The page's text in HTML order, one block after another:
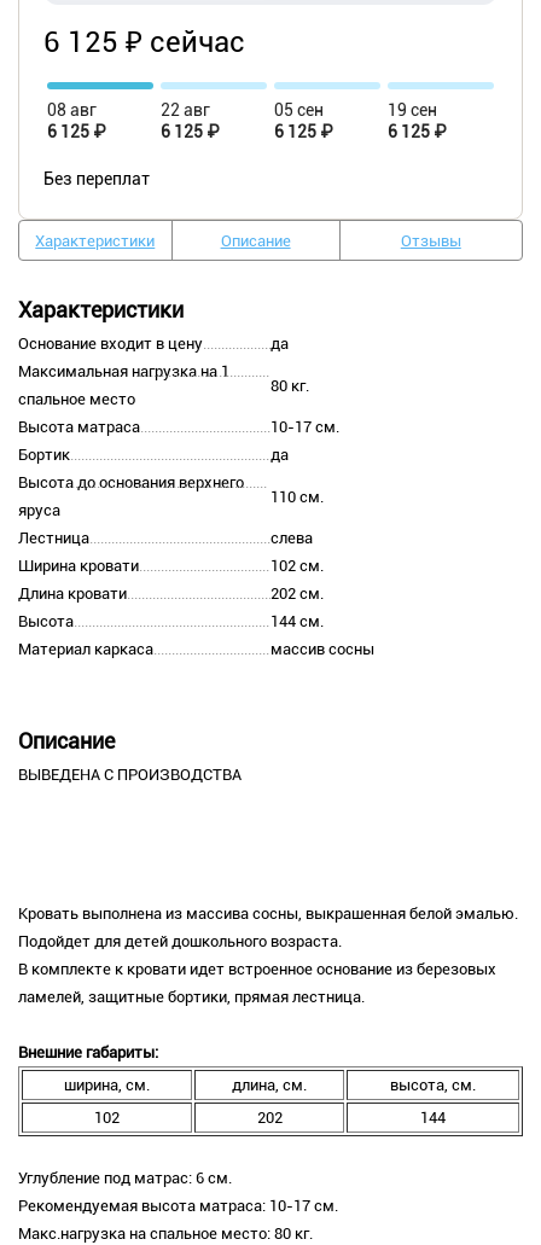
6 125 ₽ сейчас
08 авг
6 125 ₽
22 авг
6 125 ₽
05 сен
6 125 ₽
19 сен
6 125 ₽
Без переплат
Характеристики Описание Отзывы
Характеристики
Основание входит в цену
да
Максимальная нагрузка на 1
спальное место
80 кг.
Высота матраса
10-17 см.
Бортик
да
Высота до основания верхнего
яруса
110 см.
Лестница
слева
Ширина кровати
102 см.
Длина кровати
202 см.
Высота
144 см.
Материал каркаса
массив сосны
Описание
ВЫВЕДЕНА С ПРОИЗВОДСТВА
Кровать выполнена из массива сосны, выкрашенная белой эмалью.
Подойдет для детей дошкольного возраста.
В комплекте к кровати идет встроенное основание из березовых
ламелей, защитные бортики, прямая лестница.
Внешние габариты:
ширина, см.
длина, см.
высота, см.
102
202 144
Углубление под матрас: 6 см.
Рекомендуемая высота матраса: 10-17 см.
Макс.нагрузка на спальное место: 80 кг.